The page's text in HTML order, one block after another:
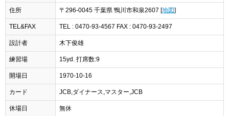
住所 〒296-0045 千葉県 鴨川市和泉2607 [地図]
TEL&FAX TEL : 0470-93-4567 FAX : 0470-93-2497
設計者 木下俊雄
練習場 15yd. 打席数:9
開場日 1970-10-16
カード JCB,ダイナース,マスター,JCB
休場日 無休